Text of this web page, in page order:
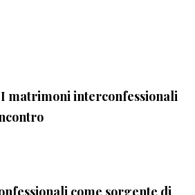
matrimoni interconfessionali
come sorgente di